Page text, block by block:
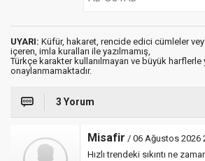
UYARI: Küfür, hakaret, rencide edici cümleler
içeren, imla kuralları ile yazılmamış,
Türkçe karakter kullanılmayan ve büyük harflerle
onaylanmamaktadır.
3 Yorum
Misafir / 06 Ağustos 2026
Hızlı trendeki sıkıntı ne